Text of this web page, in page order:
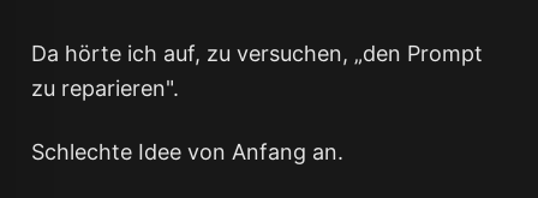
Da hörte ich auf, zu versuchen, „den Prompt
zu reparieren".
Schlechte Idee von Anfang an.